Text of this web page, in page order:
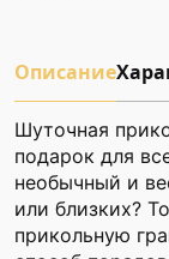
Описание
Шуточная
подарок для
необычный и
или близких?
прикольную